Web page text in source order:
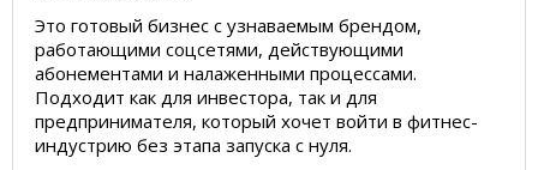
Это готовый бизнес с узнаваемым брендом,
работающими соцсетями, действующими
абонементами и налаженными процессами.
Подходит как для инвестора, так и для
предпринимателя, который хочет войти в фитнес-
индустрию без этапа запуска с нуля.